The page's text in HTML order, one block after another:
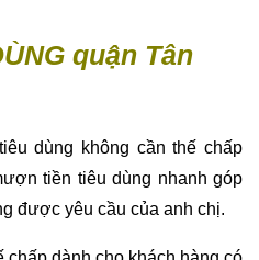
quận Tân
dùng không cần thế chấp
tiền tiêu dùng nhanh góp
được yêu cầu của anh chị.